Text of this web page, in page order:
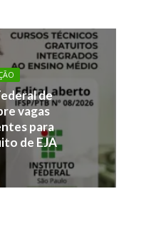
de
vagas
para
de EJA